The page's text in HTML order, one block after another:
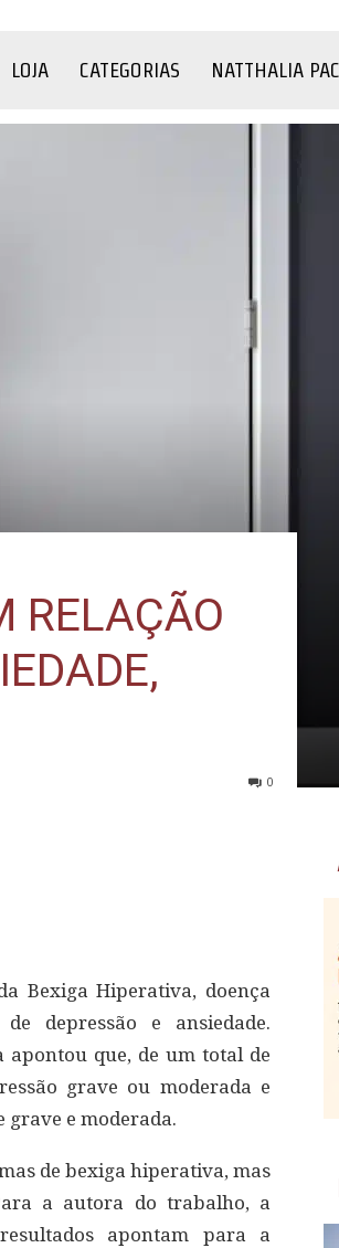
LOJA CATEGORIAS NATTHALIA
RELAÇÃO
0
Bexiga Hiperativa, doença
depressão e ansiedade.
apontou que, de um total de
grave ou moderada e
grave e moderada.
de bexiga hiperativa, mas
a autora do trabalho, a
apontam para a